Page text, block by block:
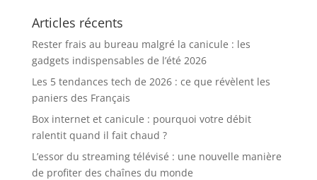
Articles récents
Rester frais au bureau malgré la canicule : les
gadgets indispensables de l’été 2026
Les 5 tendances tech de 2026 : ce que révèlent les
paniers des Français
Box internet et canicule : pourquoi votre débit
ralentit quand il fait chaud ?
L’essor du streaming télévisé : une nouvelle manière
de profiter des chaînes du monde